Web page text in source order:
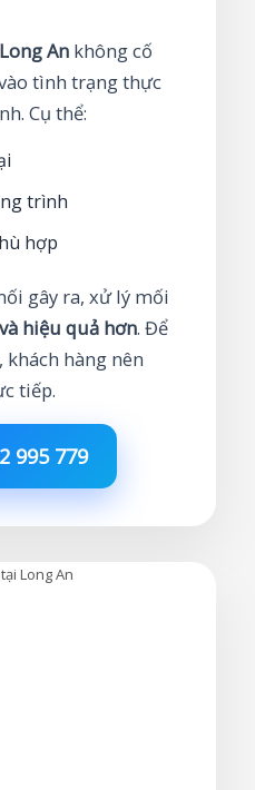
An không cố
tình trạng thực
Cụ thể:
trình
hợp
gây ra, xử lý mối
hiệu quả hơn. Để
hàng nên
tiếp.
995 779